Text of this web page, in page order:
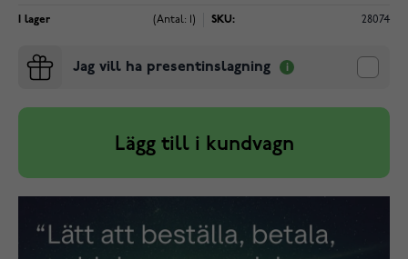
I lager (Antal: 1) SKU: 28074
Jag vill ha presentinslagning
Lägg till i kundvagn